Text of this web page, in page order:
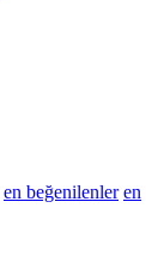
en beğenilenler en